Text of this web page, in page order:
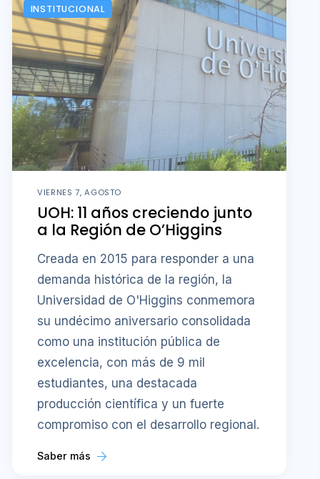
INSTITUCIONAL
VIERNES 7, AGOSTO
UOH: 11 años creciendo junto
a la Región de O’Higgins
Creada en 2015 para responder a una
demanda histórica de la región, la
Universidad de O'Higgins conmemora
su undécimo aniversario consolidada
como una institución pública de
excelencia, con más de 9 mil
estudiantes, una destacada
producción científica y un fuerte
compromiso con el desarrollo regional.
Saber más